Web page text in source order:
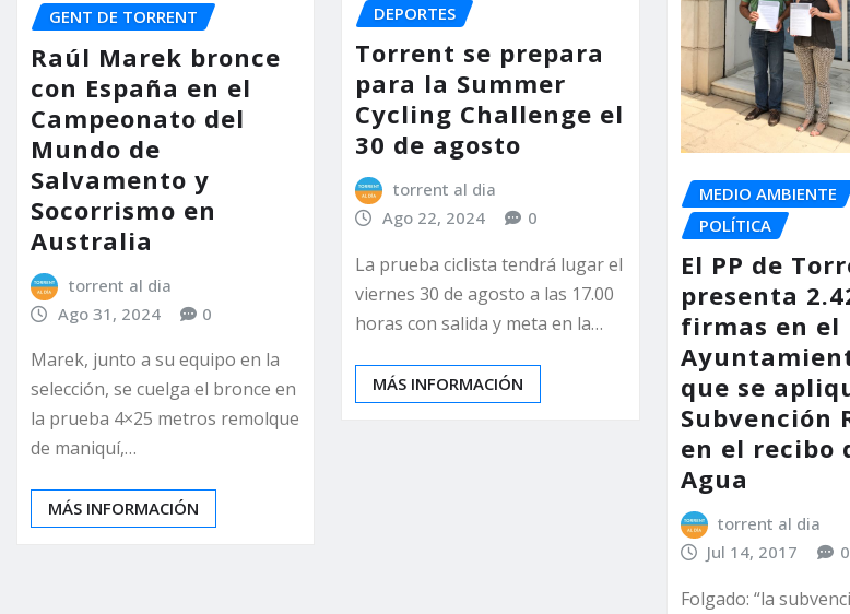
GENT DE TORRENT
Raúl Marek bronce
con España en el
Campeonato del
Mundo de
Salvamento y
Socorrismo en
Australia
torrent al dia
Ago 31, 2024
0
Marek, junto a su equipo en la
selección, se cuelga el bronce en
la prueba 4×25 metros remolque
de maniquí,…
MÁS INFORMACIÓN
DEPORTES
Torrent se prepara
para la Summer
Cycling Challenge el
30 de agosto
torrent al dia
Ago 22, 2024
0
La prueba ciclista tendrá lugar el
viernes 30 de agosto a las 17.00
horas con salida y meta en la…
MÁS INFORMACIÓN
MEDIO AMBIENTE
POLÍTICA
El PP de
presenta
firmas en el
que se
Subvención
en el recibo
Agua
torrent al dia
Jul 14, 2017
0
Folgado: “la